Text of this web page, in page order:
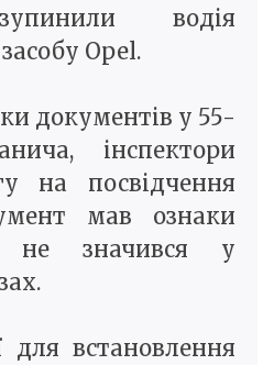
водія
Opel.
документів у 55-
інспектори
на посвідчення
мав ознаки
не значився у
для встановлення